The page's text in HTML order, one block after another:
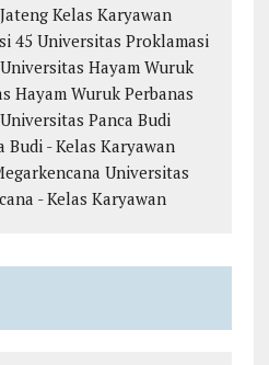
Kelas Karyawan
45 Universitas Proklamasi
Universitas Hayam Wuruk
Hayam Wuruk Perbanas
Universitas Panca Budi
Budi - Kelas Karyawan
Universitas
- Kelas Karyawan